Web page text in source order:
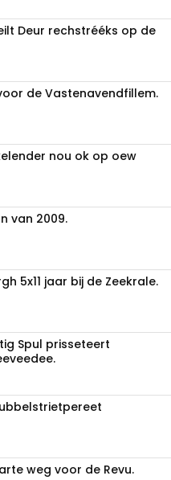
Deur rechstrééks op de
de Vastenavendfillem.
nou ok op oew
van 2009.
5x11 jaar bij de Zeekrale.
Spul prisseteert
weg voor de Revu.